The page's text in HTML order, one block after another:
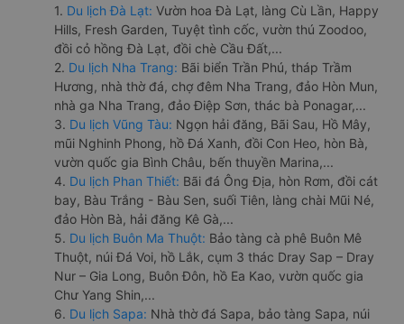
1. Du lịch Đà Lạt: Vườn hoa Đà Lạt, làng Cù Lần, Happy
Hills, Fresh Garden, Tuyệt tình cốc, vườn thú Zoodoo,
đồi cỏ hồng Đà Lạt, đồi chè Cầu Đất,...
2. Du lịch Nha Trang: Bãi biển Trần Phú, tháp Trầm
Hương, nhà thờ đá, chợ đêm Nha Trang, đảo Hòn Mun,
nhà ga Nha Trang, đảo Điệp Sơn, thác bà Ponagar,...
3. Du lịch Vũng Tàu: Ngọn hải đăng, Bãi Sau, Hồ Mây,
mũi Nghinh Phong, hồ Đá Xanh, đồi Con Heo, hòn Bà,
vườn quốc gia Bình Châu, bến thuyền Marina,...
4. Du lịch Phan Thiết: Bãi đá Ông Địa, hòn Rơm, đồi cát
bay, Bàu Trắng - Bàu Sen, suối Tiên, làng chài Mũi Né,
đảo Hòn Bà, hải đăng Kê Gà,...
5. Du lịch Buôn Ma Thuột: Bảo tàng cà phê Buôn Mê
Thuột, núi Đá Voi, hồ Lắk, cụm 3 thác Dray Sap – Dray
Nur – Gia Long, Buôn Đôn, hồ Ea Kao, vườn quốc gia
Chư Yang Shin,...
6. Du lịch Sapa: Nhà thờ đá Sapa, bảo tàng Sapa, núi